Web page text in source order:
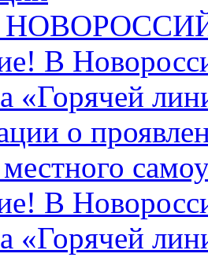
В
«Горячей
о
В
«Горячей